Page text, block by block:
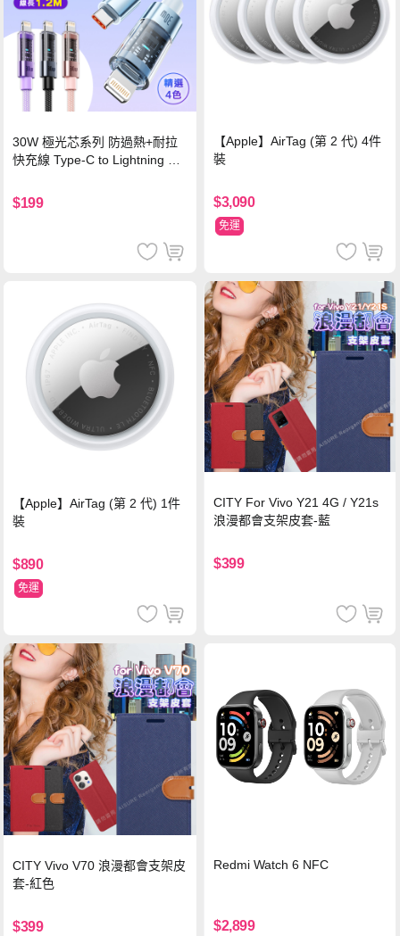
30W 極光芯系列 防過熱+耐拉
快充線 Type-C to Lightning 傳
$199
【Apple】AirTag (第 2 代) 4件
裝
$3,090
免運
【Apple】AirTag (第 2 代) 1件
裝
$890
免運
CITY For Vivo Y21 4G / Y21s
浪漫都會支架皮套-藍
$399
CITY Vivo V70 浪漫都會支架皮
套-紅色
$399
Redmi Watch 6 NFC
$2,899